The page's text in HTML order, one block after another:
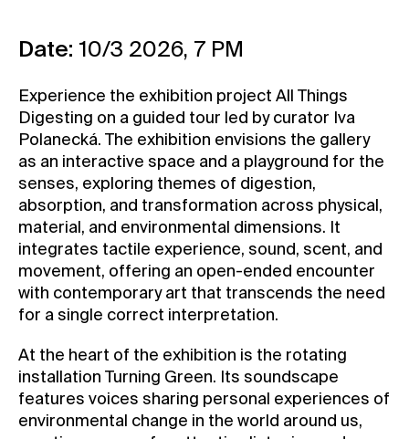
News
Press
Rentals
Vacancies
Date: 10/3 2026, 7 PM
Experience the exhibition project All Things
Digesting on a guided tour led by curator Iva
Polanecká. The exhibition envisions the gallery
as an interactive space and a playground for the
senses, exploring themes of digestion,
absorption, and transformation across physical,
material, and environmental dimensions. It
integrates tactile experience, sound, scent, and
movement, offering an open-ended encounter
with contemporary art that transcends the need
for a single correct interpretation.
At the heart of the exhibition is the rotating
installation Turning Green. Its soundscape
features voices sharing personal experiences of
environmental change in the world around us,